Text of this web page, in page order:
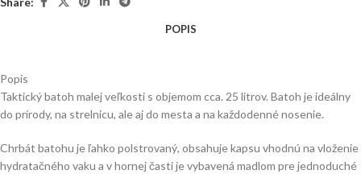
POPIS
Popis
Taktický batoh malej veľkosti s objemom cca. 25 litrov. Batoh je ideálny
do prírody, na strelnicu, ale aj do mesta a na každodenné nosenie.
Chrbát batohu je ľahko polstrovaný, obsahuje kapsu vhodnú na vloženie
hydratačného vaku a v hornej časti je vybavená madlom pre jednoduché